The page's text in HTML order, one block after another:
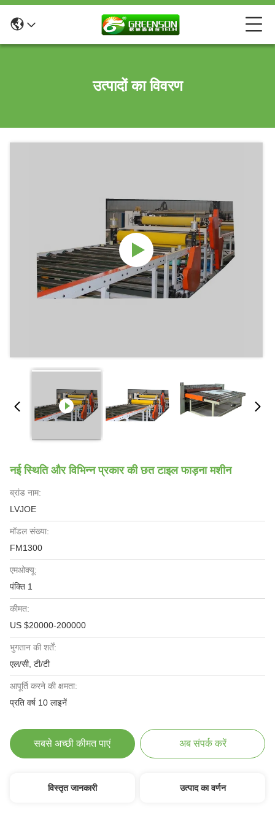
उत्पादों का विवरण
नई स्थिति और विभिन्न प्रकार की छत टाइल फाड़ना मशीन
ब्रांड नाम:
LVJOE
मॉडल संख्या:
FM1300
एमओक्यू:
पंक्ति 1
कीमत:
US $20000-200000
भुगतान की शर्तें:
एल/सी, टी/टी
आपूर्ति करने की क्षमता:
प्रति वर्ष 10 लाइनें
सबसे अच्छी कीमत पाएं अब संपर्क करें
विस्तृत जानकारी उत्पाद का वर्णन